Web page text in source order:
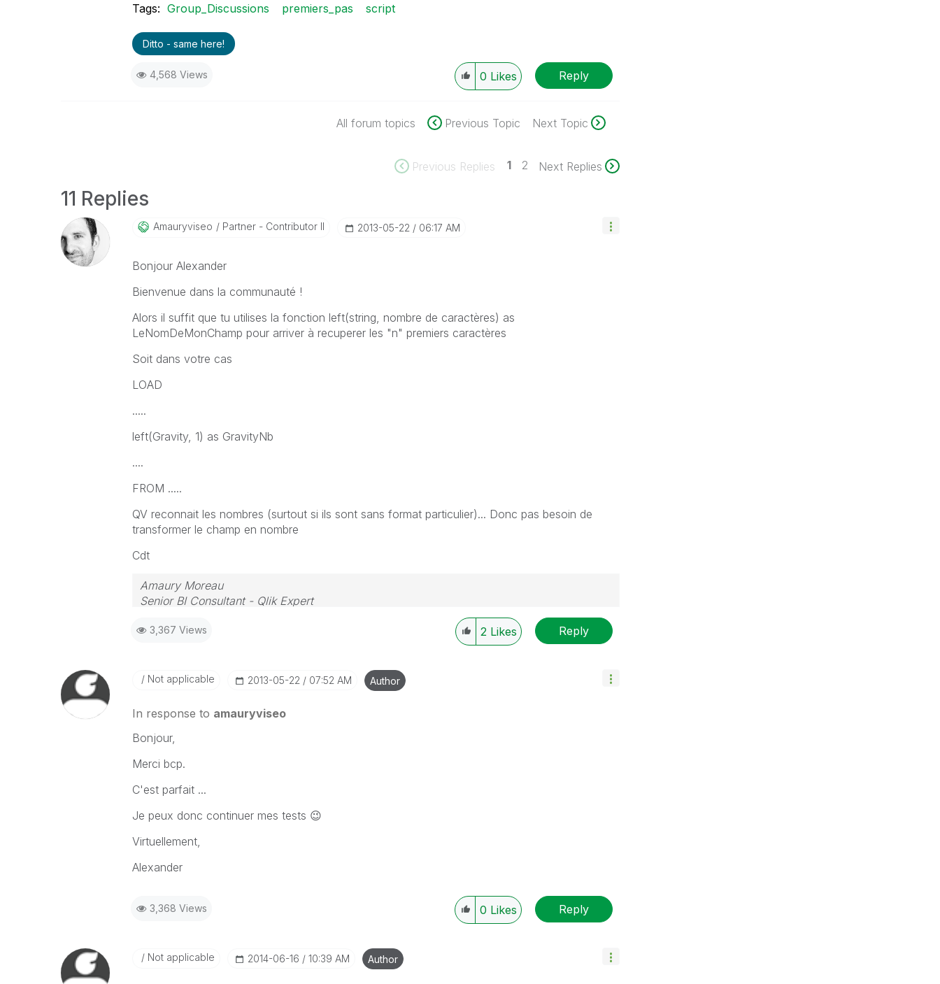
Tags: Group_Discussions premiers_pas script
Ditto - same here!
4,568 Views 0 Likes Reply
All forum topics Previous Topic Next Topic
Previous Replies 1 2 Next Replies
11 Replies
Amauryviseo Partner - Contributor II ‎2013-05-22 06:17 AM
Bonjour Alexander
Bienvenue dans la communauté !
Alors il suffit que tu utilises la fonction left(string, nombre de caractères) as
LeNomDeMonChamp pour arriver à recuperer les "n" premiers caractères
Soit dans votre cas
LOAD
.....
left(Gravity, 1) as GravityNb
....
FROM .....
QV reconnait les nombres (surtout si ils sont sans format particulier)... Donc pas besoin de
transformer le champ en nombre
Cdt
Amaury Moreau
Senior BI Consultant - Qlik Expert
3,367 Views 2 Likes Reply
Not applicable ‎2013-05-22 07:52 AM Author
In response to amauryviseo
Bonjour,
Merci bcp.
C'est parfait ...
Je peux donc continuer mes tests 😉
Virtuellement,
Alexander
3,368 Views 0 Likes Reply
Not applicable ‎2014-06-16 10:39 AM Author